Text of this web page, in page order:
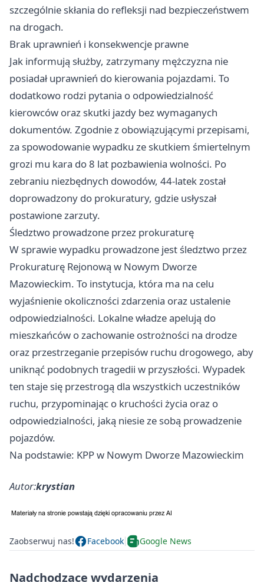
szczególnie skłania do refleksji nad bezpieczeństwem
na drogach.
Brak uprawnień i konsekwencje prawne
Jak informują służby, zatrzymany mężczyzna nie
posiadał uprawnień do kierowania pojazdami. To
dodatkowo rodzi pytania o odpowiedzialność
kierowców oraz skutki jazdy bez wymaganych
dokumentów. Zgodnie z obowiązującymi przepisami,
za spowodowanie wypadku ze skutkiem śmiertelnym
grozi mu kara do 8 lat pozbawienia wolności. Po
zebraniu niezbędnych dowodów, 44-latek został
doprowadzony do prokuratury, gdzie usłyszał
postawione zarzuty.
Śledztwo prowadzone przez prokuraturę
W sprawie wypadku prowadzone jest śledztwo przez
Prokuraturę Rejonową w Nowym Dworze
Mazowieckim. To instytucja, która ma na celu
wyjaśnienie okoliczności zdarzenia oraz ustalenie
odpowiedzialności. Lokalne władze apelują do
mieszkańców o zachowanie ostrożności na drodze
oraz przestrzeganie przepisów ruchu drogowego, aby
uniknąć podobnych tragedii w przyszłości. Wypadek
ten staje się przestrogą dla wszystkich uczestników
ruchu, przypominając o kruchości życia oraz o
odpowiedzialności, jaką niesie ze sobą prowadzenie
pojazdów.
Na podstawie: KPP w Nowym Dworze Mazowieckim
Autor:krystian
Zaobserwuj nas! Facebook Google News
Nadchodzące wydarzenia